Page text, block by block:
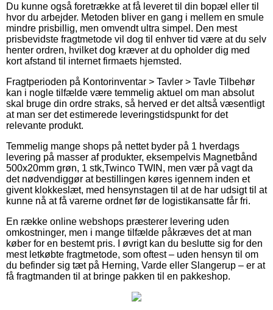
Du kunne også foretrække at få leveret til din bopæl eller til
hvor du arbejder. Metoden bliver en gang i mellem en smule
mindre prisbillig, men omvendt ultra simpel. Den mest
prisbevidste fragtmetode vil dog til enhver tid være at du selv
henter ordren, hvilket dog kræver at du opholder dig med
kort afstand til internet firmaets hjemsted.
Fragtperioden på Kontorinventar > Tavler > Tavle Tilbehør
kan i nogle tilfælde være temmelig aktuel om man absolut
skal bruge din ordre straks, så herved er det altså væsentligt
at man ser det estimerede leveringstidspunkt for det
relevante produkt.
Temmelig mange shops på nettet byder på 1 hverdags
levering på masser af produkter, eksempelvis Magnetbånd
500x20mm grøn, 1 stk,Twinco TWIN, men vær på vagt da
det nødvendiggør at bestillingen køres igennem inden et
givent klokkeslæt, med hensynstagen til at de har udsigt til at
kunne nå at få varerne ordnet før de logistikansatte får fri.
En række online webshops præsterer levering uden
omkostninger, men i mange tilfælde påkræves det at man
køber for en bestemt pris. I øvrigt kan du beslutte sig for den
mest letkøbte fragtmetode, som oftest – uden hensyn til om
du befinder sig tæt på Herning, Varde eller Slangerup – er at
få fragtmanden til at bringe pakken til en pakkeshop.